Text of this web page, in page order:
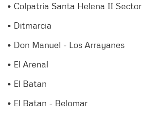
• Colpatria Santa Helena II Sector
• Ditmarcia
• Don Manuel - Los Arrayanes
• El Arenal
• El Batan
• El Batan - Belomar